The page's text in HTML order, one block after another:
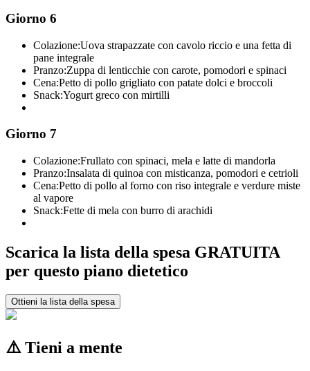
Giorno 6
Colazione:Uova strapazzate con cavolo riccio e una fetta di
pane integrale
Pranzo:Zuppa di lenticchie con carote, pomodori e spinaci
Cena:Petto di pollo grigliato con patate dolci e broccoli
Snack:Yogurt greco con mirtilli
Giorno 7
Colazione:Frullato con spinaci, mela e latte di mandorla
Pranzo:Insalata di quinoa con misticanza, pomodori e cetrioli
Cena:Petto di pollo al forno con riso integrale e verdure miste
al vapore
Snack:Fette di mela con burro di arachidi
Scarica la lista della spesa GRATUITA
per questo piano dietetico
Ottieni la lista della spesa
⚠️ Tieni a mente